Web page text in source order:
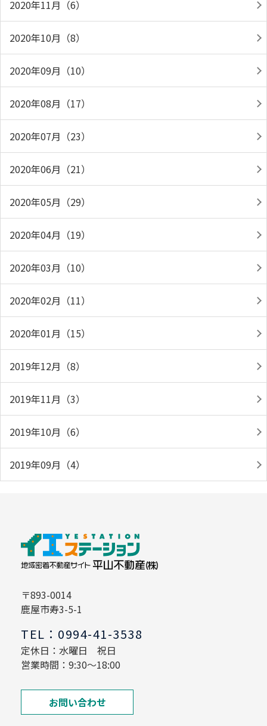
2020年11月（6）
2020年10月（8）
2020年09月（10）
2020年08月（17）
2020年07月（23）
2020年06月（21）
2020年05月（29）
2020年04月（19）
2020年03月（10）
2020年02月（11）
2020年01月（15）
2019年12月（8）
2019年11月（3）
2019年10月（6）
2019年09月（4）
〒893-0014
鹿屋市寿3-5-1
TEL：0994-41-3538
定休日：水曜日 祝日
営業時間：9:30～18:00
お問い合わせ